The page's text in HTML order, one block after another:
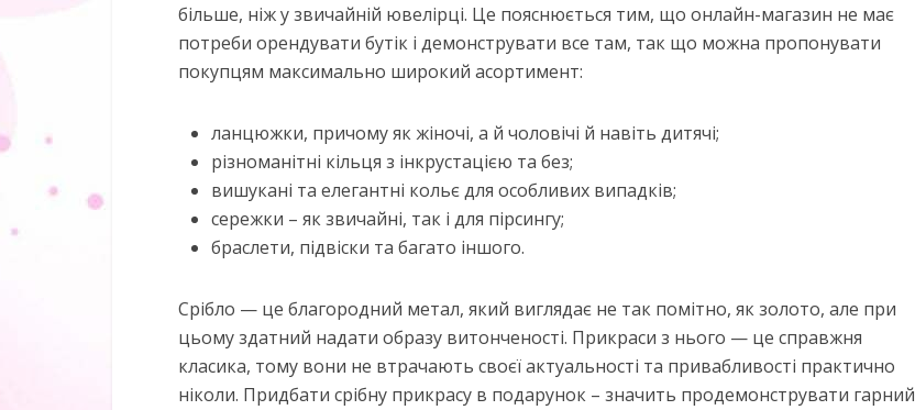
більше, ніж у звичайній ювелірці. Це пояснюється тим, що онлайн-магазин не має
потреби орендувати бутік і демонструвати все там, так що можна пропонувати
покупцям максимально широкий асортимент:
ланцюжки, причому як жіночі, а й чоловічі й навіть дитячі;
різноманітні кільця з інкрустацією та без;
вишукані та елегантні кольє для особливих випадків;
сережки – як звичайні, так і для пірсингу;
браслети, підвіски та багато іншого.
Срібло — це благородний метал, який виглядає не так помітно, як золото, але при
цьому здатний надати образу витонченості. Прикраси з нього — це справжня
класика, тому вони не втрачають своєї актуальності та привабливості практично
ніколи. Придбати срібну прикрасу в подарунок – значить продемонструвати гарний